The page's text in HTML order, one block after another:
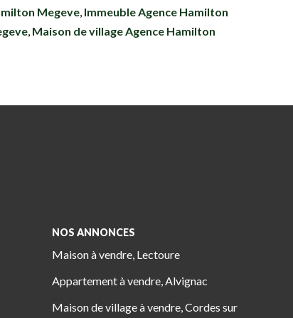
Megeve Immeuble Agence Hamilton
Maison de village Agence Hamilton
NOS ANNONCES
Maison à vendre, Lectoure
Appartement à vendre, Alvignac
Maison de village à vendre, Cordes sur